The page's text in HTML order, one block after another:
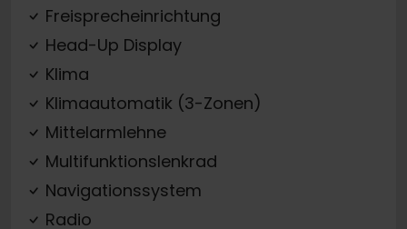
Freisprecheinrichtung
Head-Up Display
Klima
Klimaautomatik (3-Zonen)
Mittelarmlehne
Multifunktionslenkrad
Navigationssystem
Radio